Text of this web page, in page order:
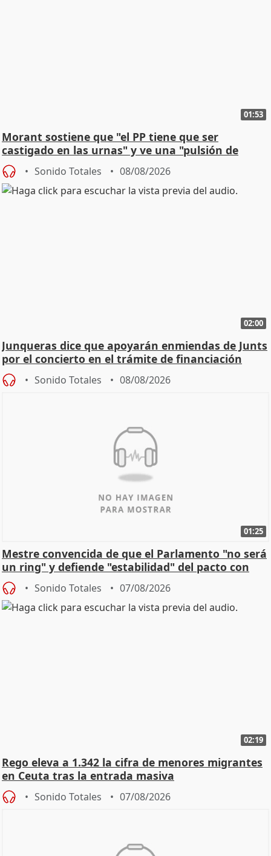
01:53
Morant sostiene que "el PP tiene que ser
castigado en las urnas" y ve una "pulsión de
cambio"
Sonido Totales 08/08/2026
02:00
Junqueras dice que apoyarán enmiendas de Junts
por el concierto en el trámite de financiación
Sonido Totales 08/08/2026
01:25
Mestre convencida de que el Parlamento "no será
un ring" y defiende "estabilidad" del pacto con
Vox
Sonido Totales 07/08/2026
02:19
Rego eleva a 1.342 la cifra de menores migrantes
en Ceuta tras la entrada masiva
Sonido Totales 07/08/2026